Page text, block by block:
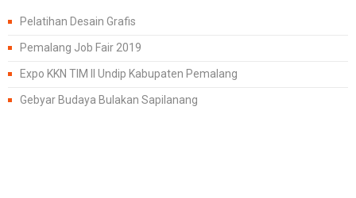
Pelatihan Desain Grafis
Pemalang Job Fair 2019
Expo KKN TIM II Undip Kabupaten Pemalang
Gebyar Budaya Bulakan Sapilanang